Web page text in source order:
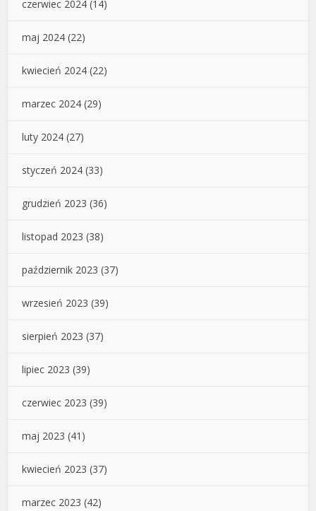
czerwiec 2024 (14)
maj 2024 (22)
kwiecień 2024 (22)
marzec 2024 (29)
luty 2024 (27)
styczeń 2024 (33)
grudzień 2023 (36)
listopad 2023 (38)
październik 2023 (37)
wrzesień 2023 (39)
sierpień 2023 (37)
lipiec 2023 (39)
czerwiec 2023 (39)
maj 2023 (41)
kwiecień 2023 (37)
marzec 2023 (42)